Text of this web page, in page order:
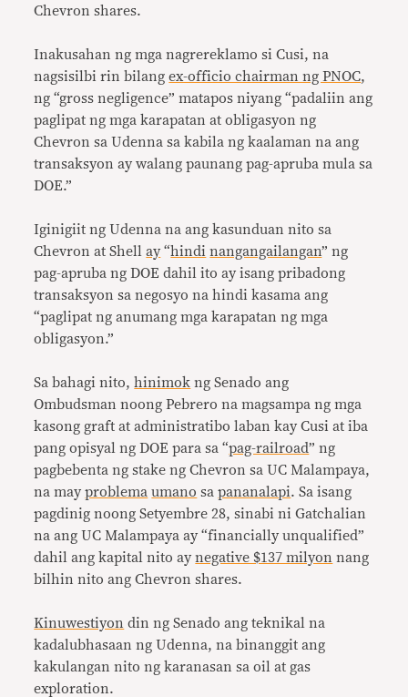
Chevron shares.
Inakusahan ng mga nagrereklamo si Cusi, na
nagsisilbi rin bilangex-officio chairman ng PNOC,
ng “gross negligence” matapos niyang “padaliin ang
paglipat ng mga karapatan at obligasyon ng
Chevron sa Udenna sa kabila ng kaalaman na ang
transaksyon ay walang paunang pag-apruba mula sa
DOE.”
Iginigiit ng Udenna na ang kasunduan nito sa
Chevron at Shellay “hindi nangangailangan” ng
pag-apruba ng DOE dahil ito ay isang pribadong
transaksyon sa negosyo na hindi kasama ang
“paglipat ng anumang mga karapatan ng mga
obligasyon.”
Sa bahagi nito,hinimok ng Senado ang
Ombudsman noong Pebrero na magsampa ng mga
kasong graft at administratibo laban kay Cusi at iba
pang opisyal ng DOE para sa “pag-railroad” ng
pagbebenta ng stake ng Chevron sa UC Malampaya,
na mayproblema umano sapananalapi. Sa isang
pagdinig noong Setyembre 28, sinabi ni Gatchalian
na ang UC Malampaya ay “financially unqualified”
dahil ang kapital nito aynegative $137 milyon nang
bilhin nito ang Chevron shares.
Kinuwestiyon din ng Senado ang teknikal na
kadalubhasaan ng Udenna, na binanggit ang
kakulangan nito ng karanasan sa oil at gas
exploration.